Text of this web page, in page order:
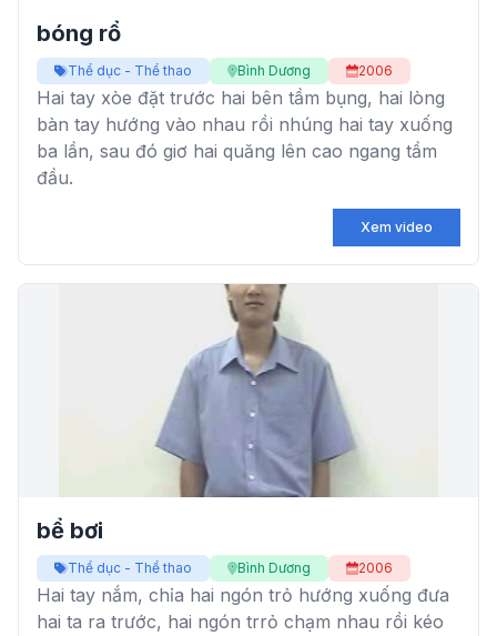
bóng rổ
Thể dục - Thể thao Bình Dương 2006
Hai tay xòe đặt trước hai bên tầm bụng, hai lòng
bàn tay hướng vào nhau rồi nhúng hai tay xuống
ba lần, sau đó giơ hai quăng lên cao ngang tầm
đầu.
Xem video
bể bơi
Thể dục - Thể thao Bình Dương 2006
Hai tay nắm, chỉa hai ngón trỏ hướng xuống đưa
hai ta ra trước, hai ngón trrỏ chạm nhau rồi kéo